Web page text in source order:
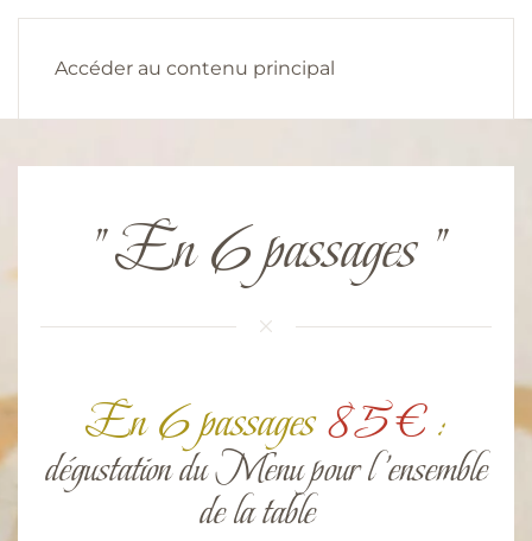
Accéder au contenu principal
" En 6 passages "
En 6 passages85€:
dégustation du Menu pour l’ensemble
de la table